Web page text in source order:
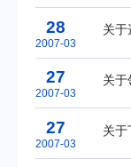
28
2007-03
27
2007-03
关于
27
2007-03
关于